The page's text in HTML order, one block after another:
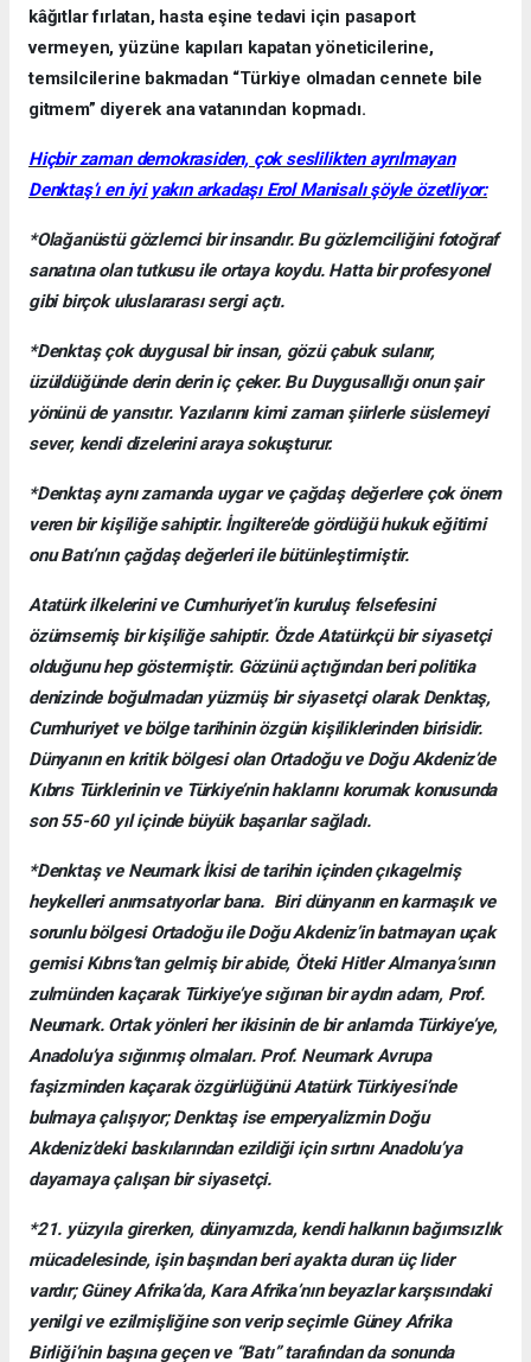
kâğıtlar fırlatan, hasta eşine tedavi için pasaport
vermeyen, yüzüne kapıları kapatan yöneticilerine,
temsilcilerine bakmadan “Türkiye olmadan cennete bile
gitmem” diyerek ana vatanından kopmadı.
Hiçbir zaman demokrasiden, çok seslilikten ayrılmayan
Denktaş’ı en iyi yakın arkadaşı Erol Manisalı şöyle özetliyor:
*Olağanüstü gözlemci bir insandır. Bu gözlemciliğini fotoğraf
sanatına olan tutkusu ile ortaya koydu. Hatta bir profesyonel
gibi birçok uluslararası sergi açtı.
*Denktaş çok duygusal bir insan, gözü çabuk sulanır,
üzüldüğünde derin derin iç çeker. Bu Duygusallığı onun şair
yönünü de yansıtır. Yazılarını kimi zaman şiirlerle süslemeyi
sever, kendi dizelerini araya sokuşturur.
*Denktaş aynı zamanda uygar ve çağdaş değerlere çok önem
veren bir kişiliğe sahiptir. İngiltere’de gördüğü hukuk eğitimi
onu Batı’nın çağdaş değerleri ile bütünleştirmiştir.
Atatürk ilkelerini ve Cumhuriyet’in kuruluş felsefesini
özümsemiş bir kişiliğe sahiptir. Özde Atatürkçü bir siyasetçi
olduğunu hep göstermiştir. Gözünü açtığından beri politika
denizinde boğulmadan yüzmüş bir siyasetçi olarak Denktaş,
Cumhuriyet ve bölge tarihinin özgün kişiliklerinden birisidir.
Dünyanın en kritik bölgesi olan Ortadoğu ve Doğu Akdeniz’de
Kıbrıs Türklerinin ve Türkiye’nin haklarını korumak konusunda
son 55-60 yıl içinde büyük başarılar sağladı.
*Denktaş ve Neumark İkisi de tarihin içinden çıkagelmiş
heykelleri anımsatıyorlar bana. Biri dünyanın en karmaşık ve
sorunlu bölgesi Ortadoğu ile Doğu Akdeniz’in batmayan uçak
gemisi Kıbrıs’tan gelmiş bir abide, Öteki Hitler Almanya’sının
zulmünden kaçarak Türkiye’ye sığınan bir aydın adam, Prof.
Neumark. Ortak yönleri her ikisinin de bir anlamda Türkiye’ye,
Anadolu’ya sığınmış olmaları. Prof. Neumark Avrupa
faşizminden kaçarak özgürlüğünü Atatürk Türkiyesi’nde
bulmaya çalışıyor; Denktaş ise emperyalizmin Doğu
Akdeniz’deki baskılarından ezildiği için sırtını Anadolu’ya
dayamaya çalışan bir siyasetçi.
*21. yüzyıla girerken, dünyamızda, kendi halkının bağımsızlık
mücadelesinde, işin başından beri ayakta duran üç lider
vardır; Güney Afrika’da, Kara Afrika’nın beyazlar karşısındaki
yenilgi ve ezilmişliğine son verip seçimle Güney Afrika
Birliği’nin başına geçen ve “Batı” tarafından da sonunda